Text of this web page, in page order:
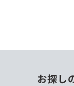
お探し